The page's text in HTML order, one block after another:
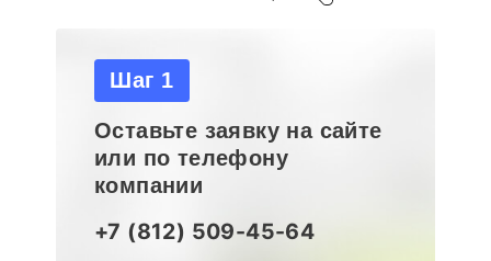
Шаг 1
Оставьте заявку на сайте
или по телефону
компании
+7 (812) 509-45-64